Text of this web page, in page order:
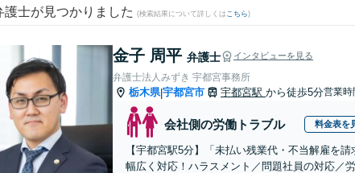
護士が見つかりました (検索結果について詳しくは こちら)
金子 周平 弁護士 インタビューを見る
弁護士法人みずき 宇都宮事務所
栃木県|宇都宮市 宇都宮駅 から徒歩5分営業時
会社側の労働トラブル 料金表を
【宇都宮駅5分】「未払い残業代・不当解雇を
幅広く対応！ハラスメント／問題社員の対応／